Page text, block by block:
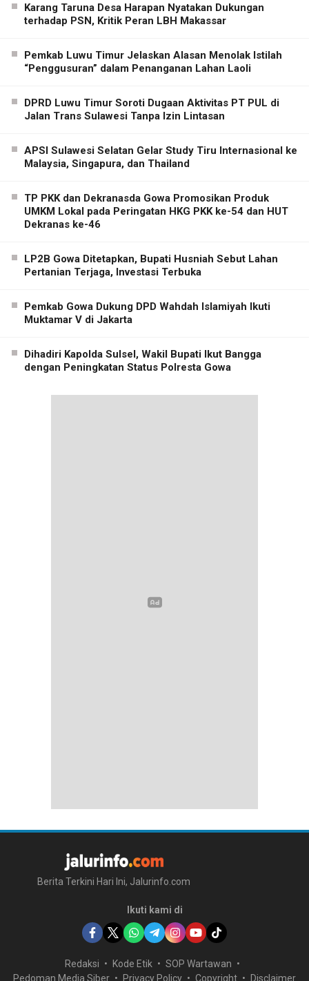
Karang Taruna Desa Harapan Nyatakan Dukungan
terhadap PSN, Kritik Peran LBH Makassar
Pemkab Luwu Timur Jelaskan Alasan Menolak Istilah
“Penggusuran” dalam Penanganan Lahan Laoli
DPRD Luwu Timur Soroti Dugaan Aktivitas PT PUL di
Jalan Trans Sulawesi Tanpa Izin Lintasan
APSI Sulawesi Selatan Gelar Study Tiru Internasional ke
Malaysia, Singapura, dan Thailand
TP PKK dan Dekranasda Gowa Promosikan Produk
UMKM Lokal pada Peringatan HKG PKK ke-54 dan HUT
Dekranas ke-46
LP2B Gowa Ditetapkan, Bupati Husniah Sebut Lahan
Pertanian Terjaga, Investasi Terbuka
Pemkab Gowa Dukung DPD Wahdah Islamiyah Ikuti
Muktamar V di Jakarta
Dihadiri Kapolda Sulsel, Wakil Bupati Ikut Bangga
dengan Peningkatan Status Polresta Gowa
Berita Terkini Hari Ini, Jalurinfo.com
Ikuti kami di
Redaksi Kode Etik
SOP Wartawan
Pedoman Media Siber
Privacy Policy Copyright Disclaimer